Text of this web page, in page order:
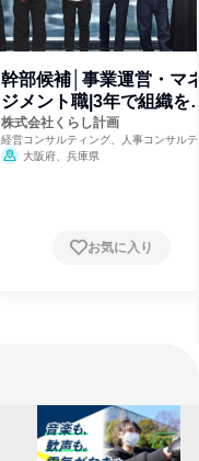
幹部候補│事業運営・マ
ジメント職|3年で組織を
かす側へ
株式会社くらし計画
経営コンサルティング、人事コンサル
グ、福祉・独立行政法人・NGO・NPO
大阪府、兵庫県
お気に入り